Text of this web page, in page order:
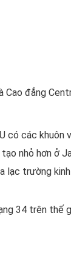
đẳng
có các khuôn
nhỏ hơn ở
lạc trường kinh
34 trên thế